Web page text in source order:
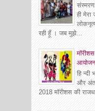
ही
रही हूँ । जब मुझे...
हि न्दी
और
2018 मॉरीशस की